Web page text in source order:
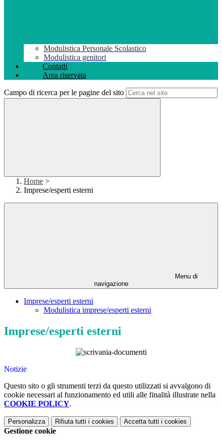
Modulistica Personale Scolastico
Modulistica genitori
Contatti
Area riservata
Campo di ricerca per le pagine del sito
Home >
Imprese/esperti esterni
Menu di
navigazione
Imprese/esperti esterni
Modulistica imprese/esperti esterni
Imprese/esperti esterni
Notizie
Questo sito o gli strumenti terzi da questo utilizzati si avvalgono di
cookie necessari al funzionamento ed utili alle finalità illustrate nella
COOKIE POLICY.
Personalizza Rifiuta tutti i cookies Accetta tutti i cookies
Gestione cookie